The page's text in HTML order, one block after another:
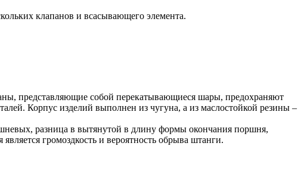
клапанов и всасывающего элемента.
представляющие собой перекатывающиеся шары, предохраняют
Корпус изделий выполнен из чугуна, а из маслостойкой резины –
разница в вытянутой в длину формы окончания поршня,
громоздкость и вероятность обрыва штанги.